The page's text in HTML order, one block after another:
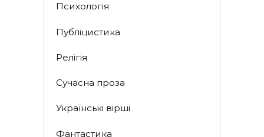
Психологія
Публіцистика
Релігія
Сучасна проза
Українські вірші
Фантастика